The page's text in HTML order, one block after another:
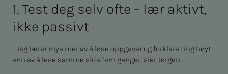
1. Test deg selv ofte – lær ak­­­tivt,
ikke pas­­­sivt
- Jeg lærer mye mer av å løse oppgaver og forklare ting høyt
enn av å lese samme side fem ganger, sier Jørgen.